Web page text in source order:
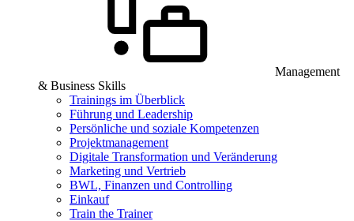
Management
& Business Skills
Trainings im Überblick
Führung und Leadership
Persönliche und soziale Kompetenzen
Projektmanagement
Digitale Transformation und Veränderung
Marketing und Vertrieb
BWL, Finanzen und Controlling
Einkauf
Train the Trainer